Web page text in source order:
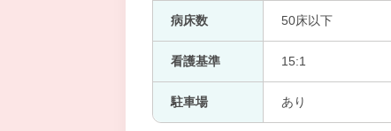
病床数 50床以下
看護基準 15:1
駐車場 あり